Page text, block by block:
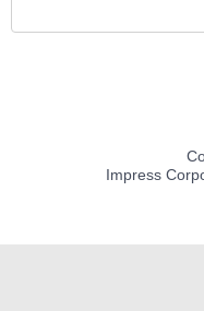
Impress